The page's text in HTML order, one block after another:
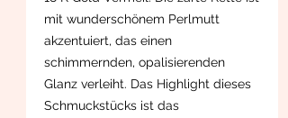
mit wunderschönem Perlmutt
akzentuiert, das einen
schimmernden, opalisierenden
Glanz verleiht. Das Highlight dieses
Schmuckstücks ist das